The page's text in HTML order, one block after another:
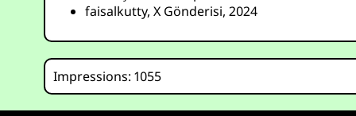
faisalkutty, X Gönderisi, 2024
Impressions: 1055